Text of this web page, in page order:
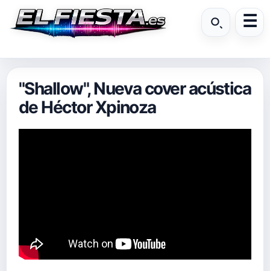
"Shallow", Nueva cover acústica
de Héctor Xpinoza